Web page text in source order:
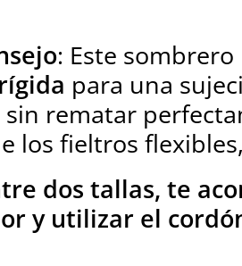
: Este
para una
rematar
los fieltros
dos tallas, te
y utilizar el